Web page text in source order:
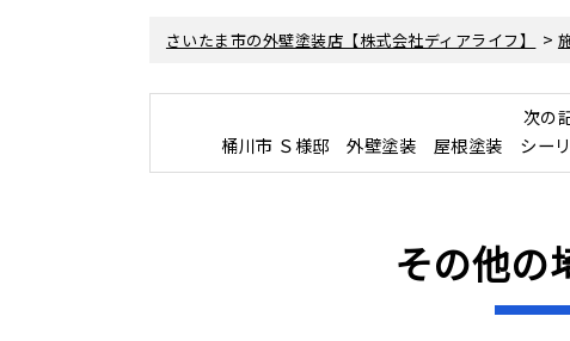
さいたま市の外壁塗装店【株式会社ディアライフ】 >
次の
桶川市 Ｓ様邸 外壁塗装 屋根塗装 シー
その他の